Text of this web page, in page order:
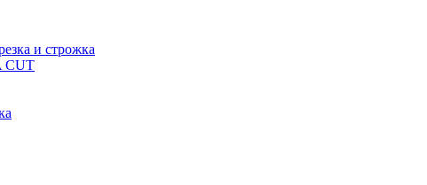
и строжка
CUT